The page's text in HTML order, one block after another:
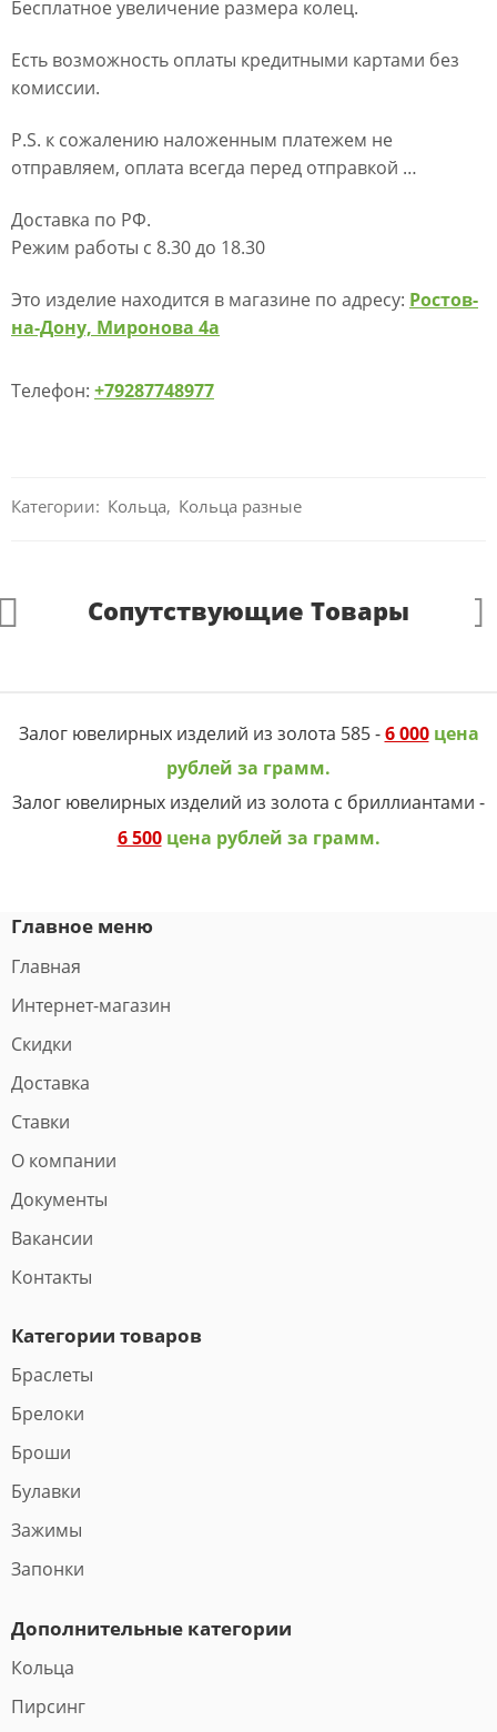
Бесплатное увеличение размера колец.
Есть возможность оплаты кредитными картами без
комиссии.
P.S. к сожалению наложенным платежем не
отправляем, оплата всегда перед отправкой …
Доставка по РФ.
Режим работы с 8.30 до 18.30
Это изделие находится в магазине по адресу: Ростов-
на-Дону, Миронова 4а
Телефон: +79287748977
Категории: Кольца, Кольца разные
Сопутствующие Товары
Залог ювелирных изделий из золота 585 -6 000цена
рублей за грамм.
Залог ювелирных изделий из золота с бриллиантами -
6 500цена рублей за грамм.
Главное меню
Главная
Интернет-магазин
Скидки
Доставка
Ставки
О компании
Документы
Вакансии
Контакты
Категории товаров
Браслеты
Брелоки
Броши
Булавки
Зажимы
Запонки
Дополнительные категории
Кольца
Пирсинг